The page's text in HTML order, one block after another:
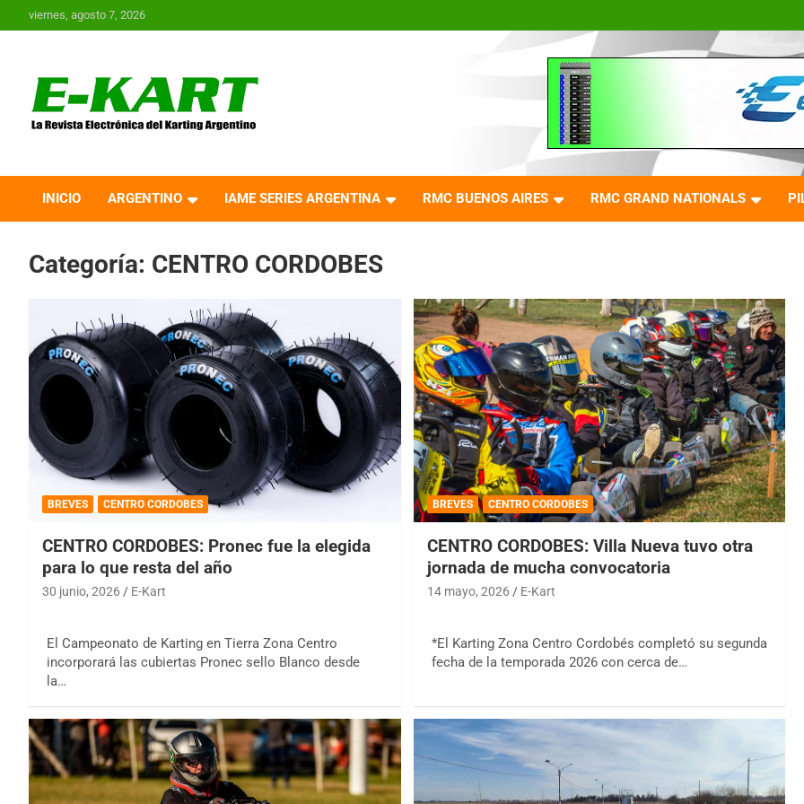
al
viernes, agosto 7, 2026
Revista Electrónica del
Karting en Argentina
INICIO ARGENTINO IAME SERIES ARGENTINA RMC BUENOS AIRES RMC GRAND NATIONALS
Categoría: CENTRO CORDOBES
BREVES CENTRO CORDOBES
CENTRO CORDOBES: Pronec fue la elegida
para lo que resta del año
30 junio, 2026 E-Kart
El Campeonato de Karting en Tierra Zona Centro
incorporará las cubiertas Pronec sello Blanco desde
la…
BREVES CENTRO CORDOBES
CENTRO CORDOBES: Villa Nueva tuvo otra
jornada de mucha convocatoria
14 mayo, 2026 E-Kart
*El Karting Zona Centro Cordobés completó su segunda
fecha de la temporada 2026 con cerca de…